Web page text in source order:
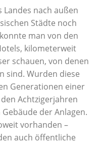
nach außen
Städte noch
man von den
kilometerweit
schauen, von denen
sind. Wurden diese
Generationen einer
Achtzigerjahren
der Anlagen.
vorhanden –
auch öffentliche